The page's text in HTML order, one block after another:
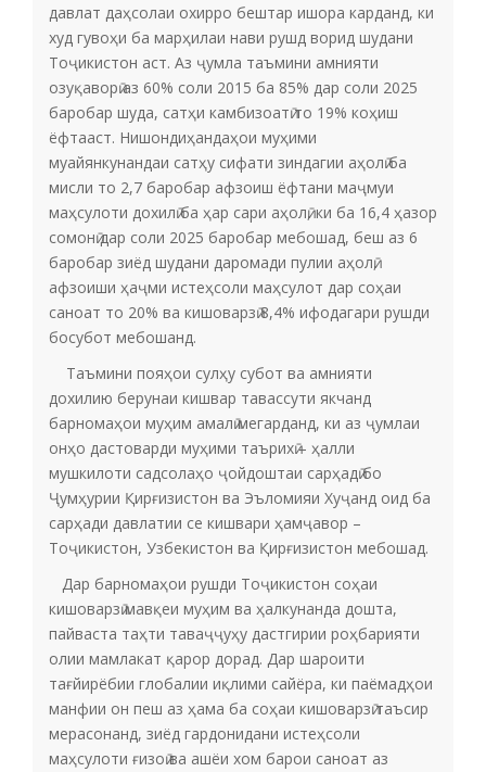
давлат даҳсолаи охирро бештар ишора карданд, ки
худ гувоҳи ба марҳилаи нави рушд ворид шудани
Тоҷикистон аст. Аз ҷумла таъмини амнияти
озуқаворӣ аз 60% соли 2015 ба 85% дар соли 2025
баробар шуда, сатҳи камбизоатӣ то 19% коҳиш
ёфтааст. Нишондиҳандаҳои муҳими
муайянкунандаи сатҳу сифати зиндагии аҳолӣ ба
мисли то 2,7 баробар афзоиш ёфтани маҷмуи
маҳсулоти дохилӣ ба ҳар сари аҳолӣ, ки ба 16,4 ҳазор
сомонӣ дар соли 2025 баробар мебошад, беш аз 6
баробар зиёд шудани даромади пулии аҳолӣ,
афзоиши ҳаҷми истеҳсоли маҳсулот дар соҳаи
саноат то 20% ва кишоварзӣ 8,4% ифодагари рушди
босубот мебошанд.
Таъмини пояҳои сулҳу субот ва амнияти
дохилию берунаи кишвар тавассути якчанд
барномаҳои муҳим амалӣ мегарданд, ки аз ҷумлаи
онҳо дастоварди муҳими таърихӣ – ҳалли
мушкилоти садсолаҳо ҷойдоштаи сарҳадӣ бо
Ҷумҳурии Қирғизистон ва Эъломияи Хуҷанд оид ба
сарҳади давлатии се кишвари ҳамҷавор –
Тоҷикистон, Узбекистон ва Қирғизистон мебошад.
Дар барномаҳои рушди Тоҷикистон соҳаи
кишоварзӣ мавқеи муҳим ва ҳалкунанда дошта,
пайваста таҳти таваҷҷуҳу дастгирии роҳбарияти
олии мамлакат қарор дорад. Дар шароити
тағйирёбии глобалии иқлими сайёра, ки паёмадҳои
манфии он пеш аз ҳама ба соҳаи кишоварзӣ таъсир
мерасонанд, зиёд гардонидани истеҳсоли
маҳсулоти ғизоӣ ва ашёи хом барои саноат аз